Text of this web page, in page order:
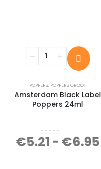
POPPERS, POPPERS GROOT
Amsterdam Black Label
Poppers 24ml
0out of 5
€5.21 - €6.95